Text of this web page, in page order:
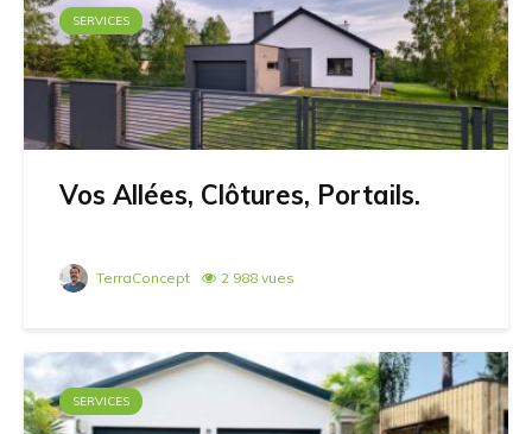
SERVICES
Vos Allées, Clôtures, Portails.
TerraConcept 2 988 vues
SERVICES